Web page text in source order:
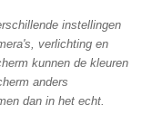
instellingen
verlichting en
kunnen de kleuren
anders
dan in het echt.